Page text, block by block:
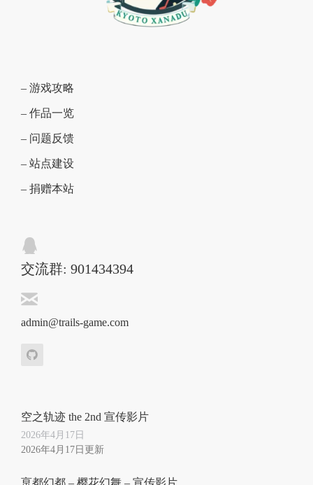
– 游戏攻略
– 作品一览
– 问题反馈
– 站点建设
– 捐赠本站
交流群: 901434394
admin@trails-game.com
空之轨迹 the 2nd 宣传影片
2026年4月17日
2026年4月17日更新
亰都幻都 – 樱花幻舞 – 宣传影片